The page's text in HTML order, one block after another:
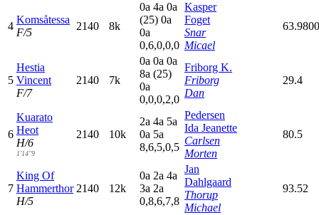
4
Komsåtessa
F/5
2140 8k
0a 4a 0a
(25) 0a
0a
0,6,0,0,0
Kasper
Foget
Snar
Micael
5
Hestia
Vincent
F/7
2140 7k
0a 0a 0a
8a (25)
0a
0,0,0,2,0
Friborg K.
Friborg
Dan
29.4
6
Kuarato
Heot
H/6
1'14"9
2140 10k
2a 4a 5a
0a 5a
8,6,5,0,5
Pedersen
Ida Jeanette
Carlsen
Morten
80.5
7
King Of
Hammerthor
H/5
2140 12k
0a 2a 4a
3a 2a
0,8,6,7,8
Jan
Dahlgaard
Thorup
Michael
93.52